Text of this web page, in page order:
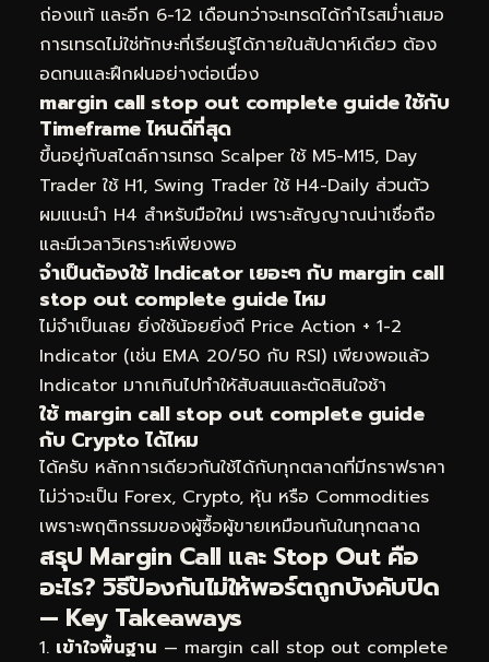
ถ่องแท้ และอีก 6-12 เดือนกว่าจะเทรดได้กำไรสม่ำเสมอ
การเทรดไม่ใช่ทักษะที่เรียนรู้ได้ภายในสัปดาห์เดียว ต้อง
อดทนและฝึกฝนอย่างต่อเนื่อง
margin call stop out complete guide ใช้กับ
Timeframe ไหนดีที่สุด
ขึ้นอยู่กับสไตล์การเทรด Scalper ใช้ M5-M15, Day
Trader ใช้ H1, Swing Trader ใช้ H4-Daily ส่วนตัว
ผมแนะนำ H4 สำหรับมือใหม่ เพราะสัญญาณน่าเชื่อถือ
และมีเวลาวิเคราะห์เพียงพอ
จำเป็นต้องใช้ Indicator เยอะๆ กับ margin call
stop out complete guide ไหม
ไม่จำเป็นเลย ยิ่งใช้น้อยยิ่งดี Price Action + 1-2
Indicator (เช่น EMA 20/50 กับ RSI) เพียงพอแล้ว
Indicator มากเกินไปทำให้สับสนและตัดสินใจช้า
ใช้ margin call stop out complete guide
กับ Crypto ได้ไหม
ได้ครับ หลักการเดียวกันใช้ได้กับทุกตลาดที่มีกราฟราคา
ไม่ว่าจะเป็น Forex, Crypto, หุ้น หรือ Commodities
เพราะพฤติกรรมของผู้ซื้อผู้ขายเหมือนกันในทุกตลาด
สรุป Margin Call และ Stop Out คือ
อะไร? วิธีป้องกันไม่ให้พอร์ตถูกบังคับปิด
— Key Takeaways
เข้าใจพื้นฐาน — margin call stop out complete